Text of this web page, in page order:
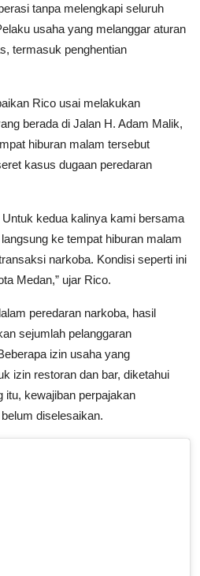
tanpa melengkapi seluruh
usaha yang melanggar aturan
termasuk penghentian
Rico usai melakukan
berada di Jalan H. Adam Malik,
hiburan malam tersebut
kasus dugaan peredaran
kedua kalinya kami bersama
ke tempat hiburan malam
narkoba. Kondisi seperti ini
Medan,” ujar Rico.
peredaran narkoba, hasil
sejumlah pelanggaran
izin usaha yang
izin restoran dan bar, diketahui
itu, kewajiban perpajakan
diselesaikan.